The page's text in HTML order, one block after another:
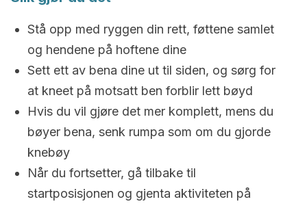
Stå opp med ryggen din rett, føttene samlet
og hendene på hoftene dine
Sett ett av bena dine ut til siden, og sørg for
at kneet på motsatt ben forblir lett bøyd
Hvis du vil gjøre det mer komplett, mens du
bøyer bena, senk rumpa som om du gjorde
knebøy
Når du fortsetter, gå tilbake til
startposisjonen og gjenta aktiviteten på